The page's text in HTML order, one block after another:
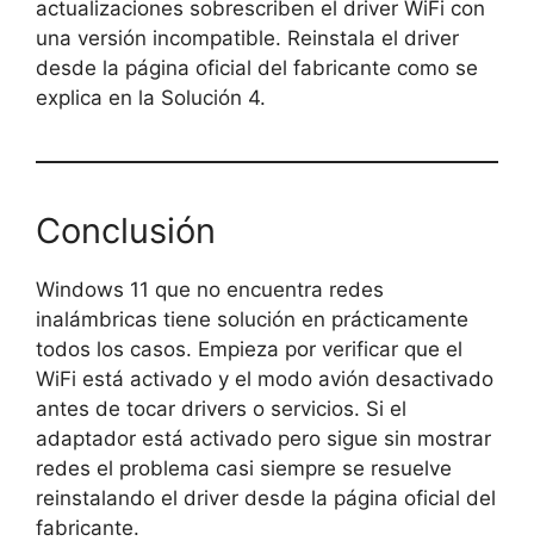
actualizaciones sobrescriben el driver WiFi con
una versión incompatible. Reinstala el driver
desde la página oficial del fabricante como se
explica en la Solución 4.
Conclusión
Windows 11 que no encuentra redes
inalámbricas tiene solución en prácticamente
todos los casos. Empieza por verificar que el
WiFi está activado y el modo avión desactivado
antes de tocar drivers o servicios. Si el
adaptador está activado pero sigue sin mostrar
redes el problema casi siempre se resuelve
reinstalando el driver desde la página oficial del
fabricante.